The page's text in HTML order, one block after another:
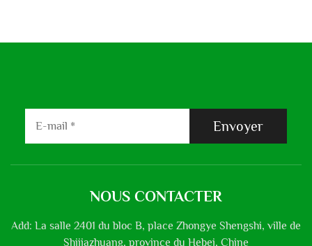
Envoyer
NOUS CONTACTER
Add: La salle 2401 du bloc B, place Zhongye Shengshi, ville de
Shijiazhuang, province du Hebei, Chine